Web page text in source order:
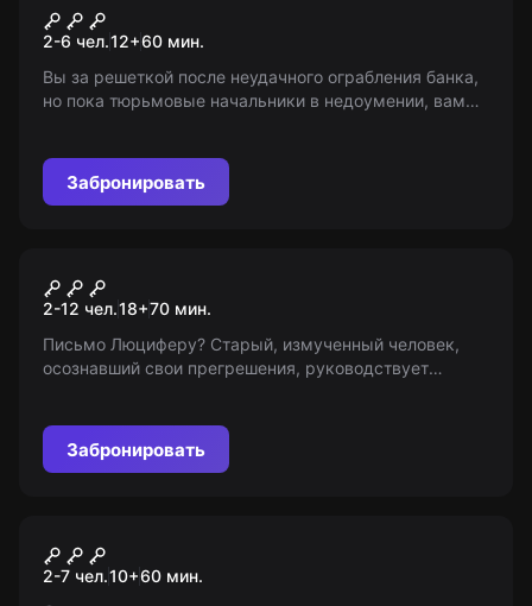
Побег из тюрьмы
2-6 чел.12+60 мин.
Вы за решеткой после неудачного ограбления банка,
но пока тюрьмовые начальники в недоумении, вам
Забронировать
Обитель дьявола
2-12 чел.18+70 мин.
Письмо Люциферу? Старый, измученный человек,
осознавший свои прегрешения, руководствует
Забронировать
Новый
Дом бабушки Гренни
2-7 чел.10+60 мин.